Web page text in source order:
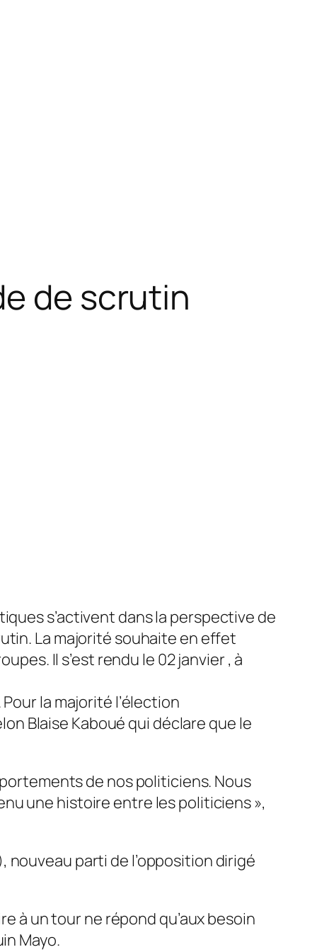
de scrutin
s’activent dans la perspective de
La majorité souhaite en effet
Il s’est rendu le 02 janvier , à
Pour la majorité l’élection
Blaise Kaboué qui déclare que le
de nos politiciens. Nous
une histoire entre les politiciens»,
nouveau parti de l’opposition dirigé
à un tour ne répond qu’aux besoin
Mayo.